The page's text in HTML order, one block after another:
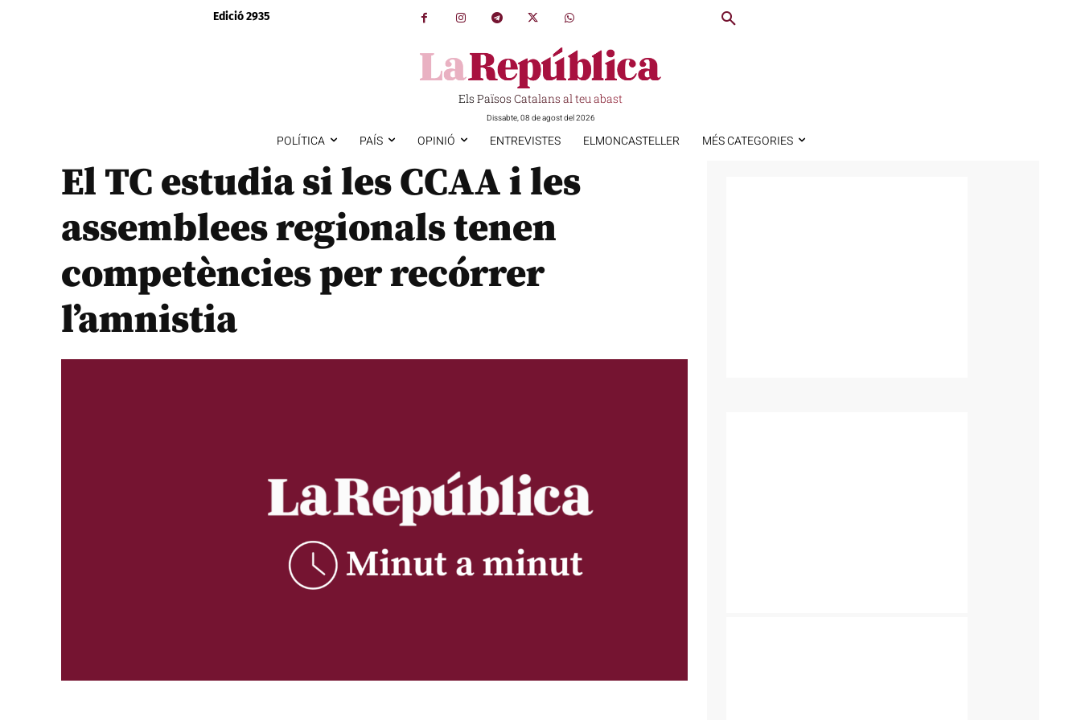
Edició 2935
Els Països Catalans al teu abast
Dissabte, 08 de agost del 2026
POLÍTICA PAÍS OPINIÓ ENTREVISTES ELMONCASTELLER MÉS CATEGORIES
El TC estudia si les CCAA i les
assemblees regionals tenen
competències per recórrer
l’amnistia